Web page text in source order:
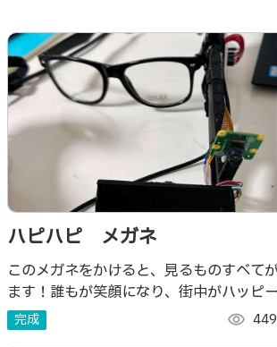
ハピハピ メガネ
このメガネをかけると、見るものすべて
ます！誰もが笑顔になり、街中がハッピ
朝から気分が良くなり、「素敵な一日を
るメガネです。
完成 visibility 449